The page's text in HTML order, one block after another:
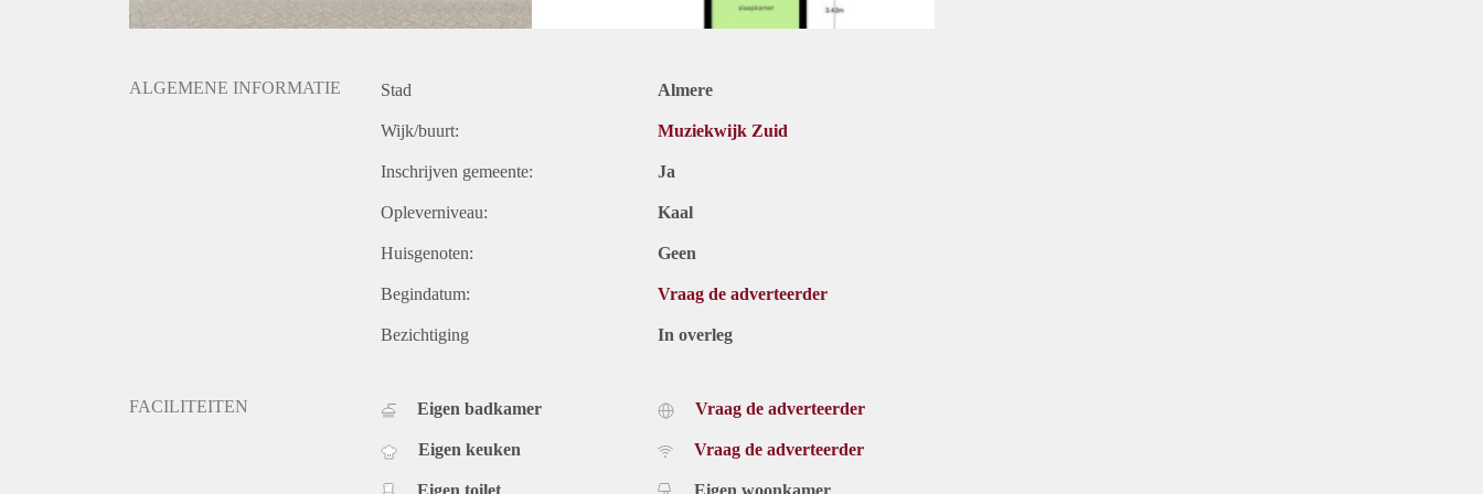
ALGEMENE INFORMATIE Stad Almere
Wijk/buurt: Muziekwijk Zuid
Inschrijven gemeente: Ja
Opleverniveau: Kaal
Huisgenoten: Geen
Begindatum: Vraag de adverteerder
Bezichtiging In overleg
FACILITEITEN Eigen badkamer
Eigen keuken
Vraag de adverteerder
Vraag de adverteerder